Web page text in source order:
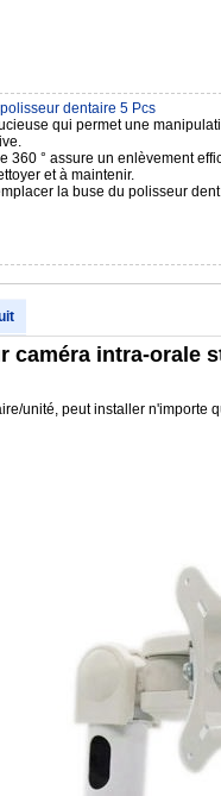
dentaire 5 Pcs
qui permet une
360 ° assure un enlèvement
et à maintenir.
la buse du polisseur
caméra intra-orale
unité, peut installer